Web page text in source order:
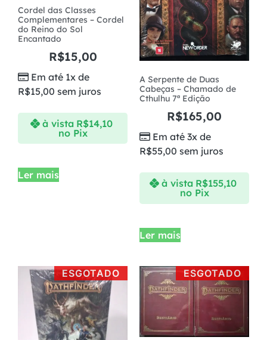
Cordel das Classes
Complementares – Cordel
do Reino do Sol
Encantado
R$15,00
Em até 1x de
R$15,00 sem juros
à vista R$14,10
no Pix
Ler mais
A Serpente de Duas
Cabeças – Chamado de
Cthulhu 7ª Edição
R$165,00
Em até 3x de
R$55,00 sem juros
à vista R$155,10
no Pix
Ler mais
ESGOTADO ESGOTADO